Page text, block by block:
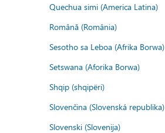
Quechua simi (America Latina)
Română (România)
Sesotho sa Leboa (Afrika Borwa)
Setswana (Aforika Borwa)
Shqip (shqipëri)
Slovenčina (Slovenská republika)
Slovenski (Slovenija)